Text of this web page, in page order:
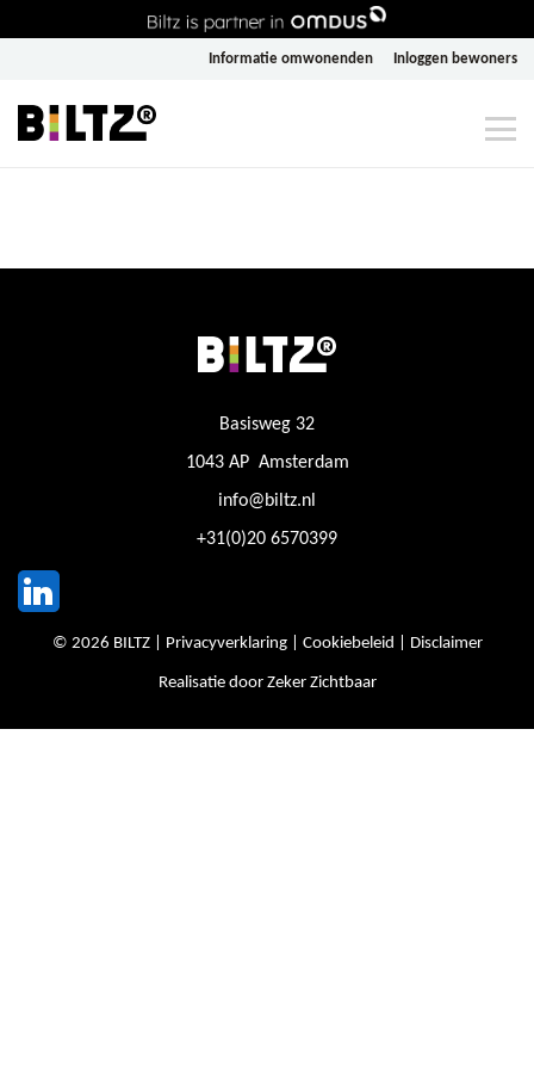
Informatie omwonenden Inloggen bewoners
Basisweg 32
1043 AP Amsterdam
info@biltz.nl
+31(0)20 6570399
© 2026 BILTZ | Privacyverklaring| Cookiebeleid Disclaimer
Realisatie doorZeker Zichtbaar